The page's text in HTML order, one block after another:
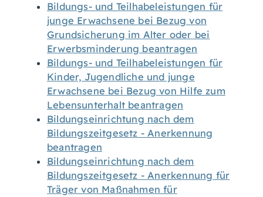
Bildungs- und Teilhabeleistungen für
junge Erwachsene bei Bezug von
Grundsicherung im Alter oder bei
Erwerbsminderung beantragen
Bildungs- und Teilhabeleistungen für
Kinder, Jugendliche und junge
Erwachsene bei Bezug von Hilfe zum
Lebensunterhalt beantragen
Bildungseinrichtung nach dem
Bildungszeitgesetz - Anerkennung
beantragen
Bildungseinrichtung nach dem
Bildungszeitgesetz - Anerkennung für
Träger von Maßnahmen für